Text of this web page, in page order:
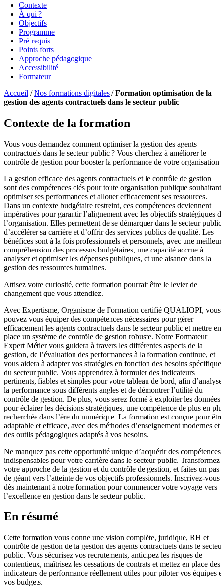
Contexte
À qui ?
Objectifs
Programme
Pré-requis
Points forts
Approche pédagogique
Accessibilité
Formateur
Accueil /Nos formations digitales /Formation optimisation de la
gestion des agents contractuels dans le secteur public
Contexte de la formation
Vous vous demandez comment optimiser la gestion des agents
contractuels dans le secteur public ? Vous cherchez à améliorer le
contrôle de gestion pour booster la performance de votre organisation
La gestion efficace des agents contractuels et le contrôle de gestion
sont des compétences clés pour toute organisation publique souhaitant
optimiser ses performances et allouer efficacement ses ressources.
Dans un contexte budgétaire restreint, ces compétences deviennent
impératives pour garantir l’alignement avec les objectifs stratégiques
l’organisation. Elles permettent de se démarquer dans le secteur
d’accélérer sa carrière et d’offrir des services publics de qualité. Les
bénéfices sont à la fois professionnels et personnels, avec une
compréhension des processus budgétaires, une capacité accrue à
analyser et optimiser les dépenses publiques, et une aisance dans la
gestion des ressources humaines.
Attisez votre curiosité, cette formation pourrait être le levier de
changement que vous attendiez.
Avec Expertisme, Organisme de Formation certifié QUALIOPI, vous
pouvez vous équiper des compétences nécessaires pour gérer
efficacement les agents contractuels dans le secteur public et mettre en
place un système de contrôle de gestion robuste. Notre Formateur
Expert Métier vous guidera à travers les différentes aspects de la
gestion, de l’évaluation des performances à la formation continue, et
vous aidera à adapter vos stratégies en fonction des besoins
du secteur public. Vous apprendrez à formuler des indicateurs
pertinents, fiables et simples pour votre tableau de bord, afin
la performance sous différents angles et de démontrer l’utilité du
contrôle de gestion. De plus, vous serez formé à exploiter les données
pour éclairer les décisions stratégiques, une compétence de plus en
recherchée dans l’ère du numérique. La formation est conçue pour
adaptable et efficace, avec des méthodes d’enseignement modernes et
des outils pédagogiques adaptés à vos besoins.
Ne manquez pas cette opportunité unique d’acquérir des compétences
indispensables pour votre carrière dans le secteur public. Transformez
votre approche de la gestion et du contrôle de gestion, et faites un pas
de géant vers l’atteinte de vos objectifs professionnels. Inscrivez-vous
dès maintenant à notre formation pour commencer votre voyage vers
l’excellence en gestion dans le secteur public.
En résumé
Cette formation vous donne une vision complète, juridique, RH et
contrôle de gestion de la gestion des agents contractuels dans le
public. Vous sécurisez vos recrutements, anticipez les risques de
contentieux, maîtrisez les cessations de contrats et mettez en place des
indicateurs de performance réellement utiles pour piloter vos équipes
vos budgets.